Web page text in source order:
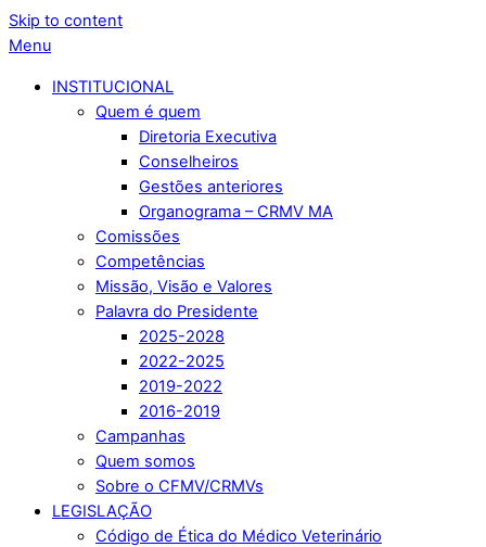
Skip to content
Menu
INSTITUCIONAL
Quem é quem
Diretoria Executiva
Conselheiros
Gestões anteriores
Organograma – CRMV MA
Comissões
Competências
Missão, Visão e Valores
Palavra do Presidente
2025-2028
2022-2025
2019-2022
2016-2019
Campanhas
Quem somos
Sobre o CFMV/CRMVs
LEGISLAÇÃO
Código de Ética do Médico Veterinário